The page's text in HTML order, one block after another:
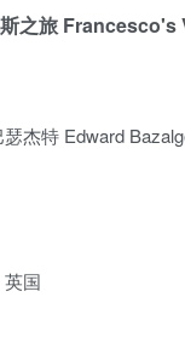
之旅 Francesco's
杰特 Edward
国